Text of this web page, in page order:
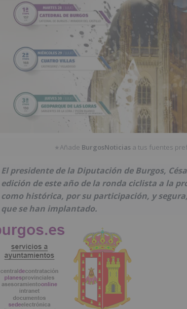
★Añade BurgosNoticias a tus fuentes
El presidente de la Diputación de Burgos,
edición de este año de la ronda ciclista a la
como histórica, por su participación, y
que se han implantado.